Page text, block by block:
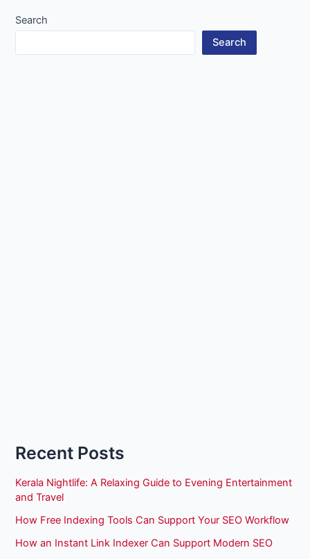
Search
Search
Recent Posts
Kerala Nightlife: A Relaxing Guide to Evening Entertainment
and Travel
How Free Indexing Tools Can Support Your SEO Workflow
How an Instant Link Indexer Can Support Modern SEO